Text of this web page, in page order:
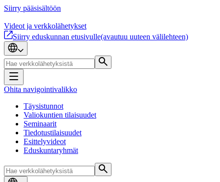
Siirry pääsisältöön
Videot ja verkkolähetykset
Siirry eduskunnan etusivulle(avautuu uuteen välilehteen)
Ohita navigointivalikko
Täysistunnot
Valiokuntien tilaisuudet
Seminaarit
Tiedotustilaisuudet
Esittelyvideot
Eduskuntaryhmät